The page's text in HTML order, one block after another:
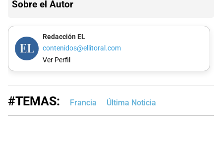
Sobre el Autor
Redacción EL
contenidos@ellitoral.com
Ver Perfil
#TEMAS: Francia Última Noticia